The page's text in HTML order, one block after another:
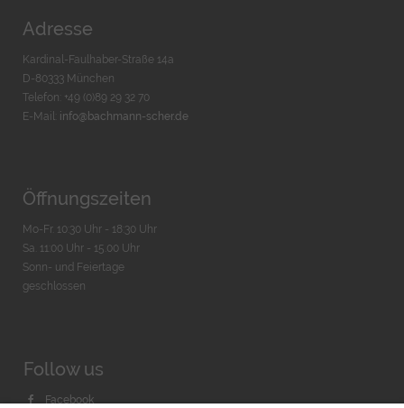
Adresse
Kardinal-Faulhaber-Straße 14a
D-80333 München
Telefon: +49 (0)89 29 32 70
E-Mail: info@bachmann-scher.de
Öffnungszeiten
Mo-Fr. 10:30 Uhr - 18:30 Uhr
Sa. 11:00 Uhr - 15.00 Uhr
Sonn- und Feiertage
geschlossen
Follow us
Facebook